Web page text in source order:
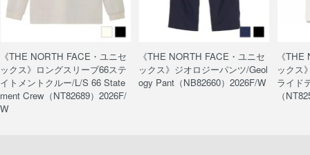
《THE NORTH FACE・ユニセ
ックス》ロングスリーブ66ステ
イトメントクルー/L/S 66 State
ment Crew（NT82689）2026F/
W
《THE NORTH FACE・ユニセ
ックス》ジオロジーパンツ/Geol
ogy Pant（NB82660）2026F/W
《
ックス
ライド
（